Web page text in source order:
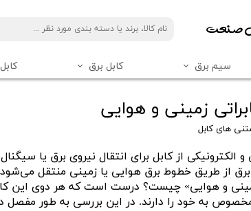
صنعت
سیم برق کابل برق
زمینی و هوایی
های کابل
از کابل برای انتقال نیروی برق یا
از طریق خطوط برق هوایی یا زمینی منتقل
و هوایی» چیست؟ درست است که هر دوی این
به خود را دارند. در این بررسی به طور مفصل